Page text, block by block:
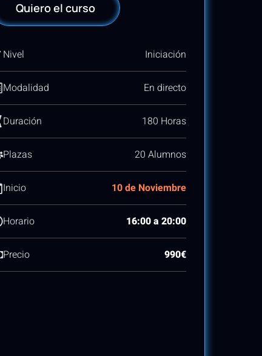
Quiero el curso
Nivel Iniciación
Modalidad En directo
Duración 180 Horas
Plazas 20 Alumnos
Inicio 10 de Noviembre
Horario 16:00 a 20:00
Precio 990€